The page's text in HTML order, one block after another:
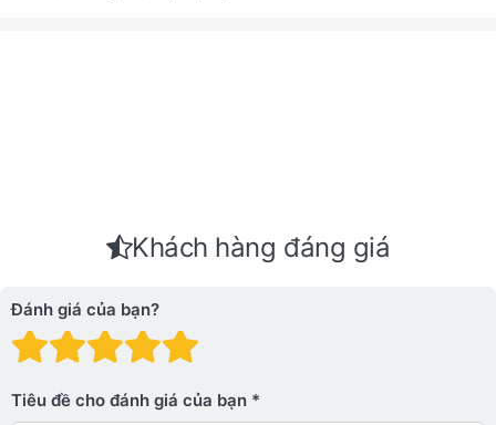
Khách hàng đáng giá
Đánh giá của bạn?
Đánh giá: 4 trên 5
Đánh giá: 3 trên 5 sao.
Đánh giá: 2 trên 5 sao.
Đánh giá: 1 trên 5 sao. Xấu
Tiêu đề cho đánh giá của bạn